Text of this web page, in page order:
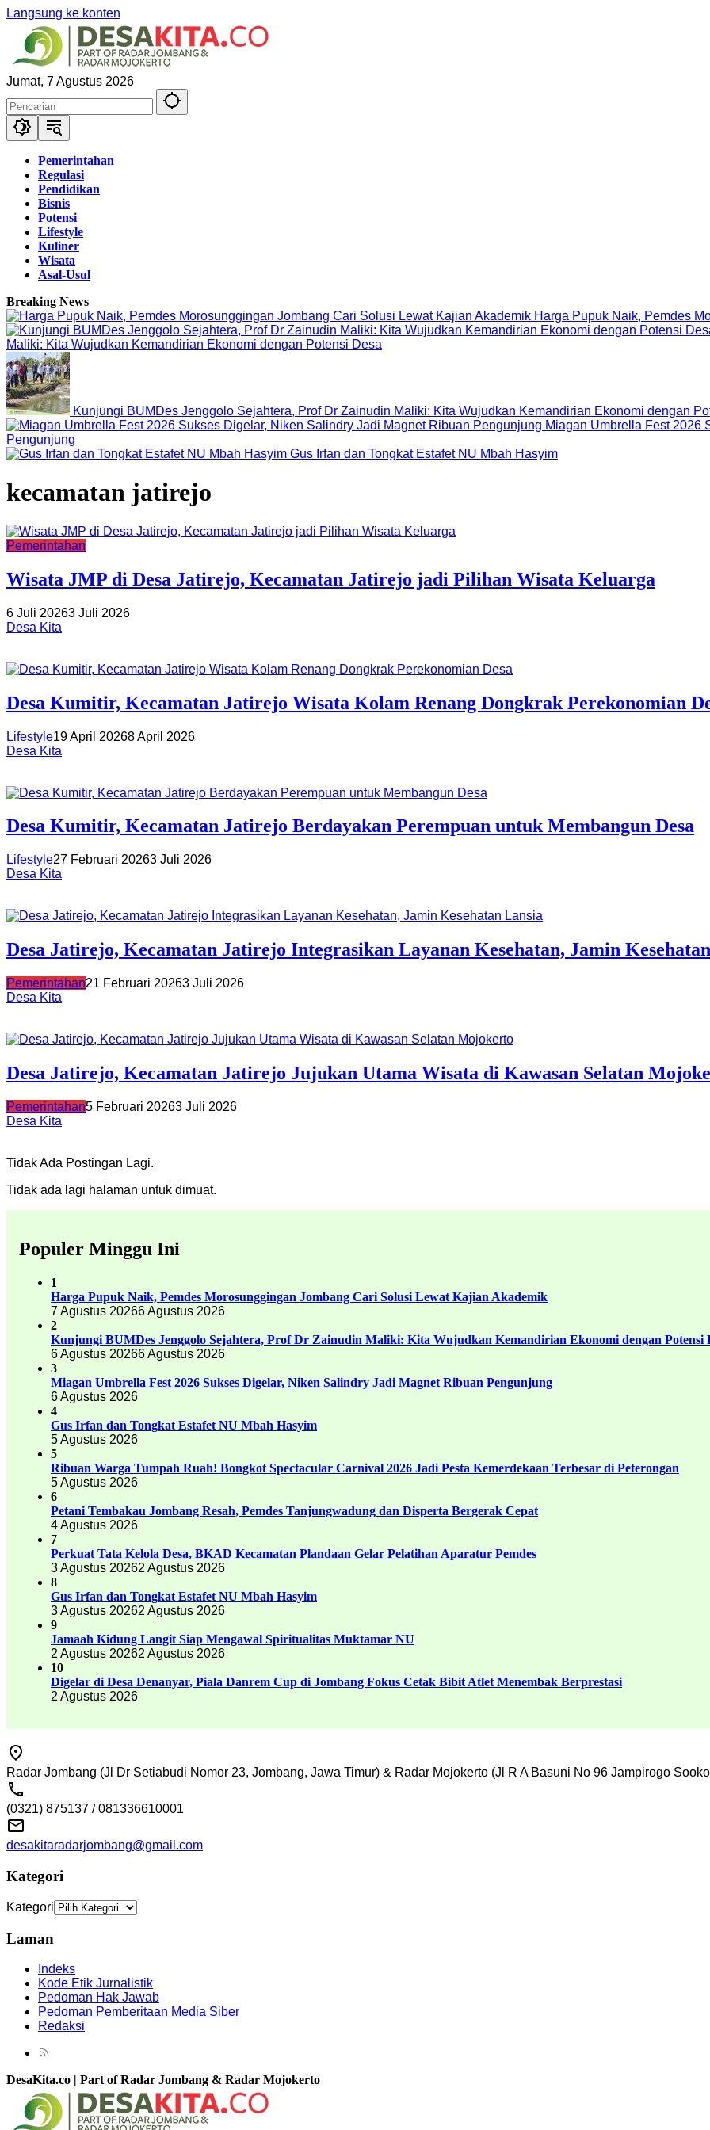
Langsung ke konten
Jumat, 7 Agustus 2026
Pemerintahan
Regulasi
Pendidikan
Bisnis
Potensi
Lifestyle
Kuliner
Wisata
Asal-Usul
Breaking News
Harga Pupuk Naik, Pemdes
Maliki: Kita Wujudkan Kemandirian Ekonomi dengan Potensi Desa
Kunjungi BUMDes Jenggolo Sejahtera, Prof Dr Zainudin Maliki: Kita Wujudkan Kemandirian Ekonomi dengan
Miagan Umbrella Fest 2026
Pengunjung
Gus Irfan dan Tongkat Estafet NU Mbah Hasyim
kecamatan jatirejo
Pemerintahan
Wisata JMP di Desa Jatirejo, Kecamatan Jatirejo jadi Pilihan Wisata Keluarga
6 Juli 20263 Juli 2026
Desa Kita
Desa Kumitir, Kecamatan Jatirejo Wisata Kolam Renang Dongkrak Perekonomian
Lifestyle19 April 20268 April 2026
Desa Kita
Desa Kumitir, Kecamatan Jatirejo Berdayakan Perempuan untuk Membangun Desa
Lifestyle27 Februari 20263 Juli 2026
Desa Kita
Desa Jatirejo, Kecamatan Jatirejo Integrasikan Layanan Kesehatan, Jamin
Pemerintahan21 Februari 20263 Juli 2026
Desa Kita
Desa Jatirejo, Kecamatan Jatirejo Jujukan Utama Wisata di Kawasan Selatan
Pemerintahan5 Februari 20263 Juli 2026
Desa Kita
Tidak Ada Postingan Lagi.
Tidak ada lagi halaman untuk dimuat.
Populer Minggu Ini
1
Harga Pupuk Naik, Pemdes Morosunggingan Jombang Cari Solusi Lewat Kajian Akademik
7 Agustus 20266 Agustus 2026
2
Kunjungi BUMDes Jenggolo Sejahtera, Prof Dr Zainudin Maliki: Kita Wujudkan Kemandirian Ekonomi dengan Potensi
6 Agustus 20266 Agustus 2026
3
Miagan Umbrella Fest 2026 Sukses Digelar, Niken Salindry Jadi Magnet Ribuan Pengunjung
6 Agustus 2026
4
Gus Irfan dan Tongkat Estafet NU Mbah Hasyim
5 Agustus 2026
5
Ribuan Warga Tumpah Ruah! Bongkot Spectacular Carnival 2026 Jadi Pesta Kemerdekaan Terbesar di Peterongan
5 Agustus 2026
6
Petani Tembakau Jombang Resah, Pemdes Tanjungwadung dan Disperta Bergerak Cepat
4 Agustus 2026
7
Perkuat Tata Kelola Desa, BKAD Kecamatan Plandaan Gelar Pelatihan Aparatur Pemdes
3 Agustus 20262 Agustus 2026
8
Gus Irfan dan Tongkat Estafet NU Mbah Hasyim
3 Agustus 20262 Agustus 2026
9
Jamaah Kidung Langit Siap Mengawal Spiritualitas Muktamar NU
2 Agustus 20262 Agustus 2026
10
Digelar di Desa Denanyar, Piala Danrem Cup di Jombang Fokus Cetak Bibit Atlet Menembak Berprestasi
2 Agustus 2026
Radar Jombang (Jl Dr Setiabudi Nomor 23, Jombang, Jawa Timur) & Radar Mojokerto (Jl R A Basuni No 96 Jampirogo
(0321) 875137 / 081336610001
desakitaradarjombang@gmail.com
Kategori
Kategori
Laman
Indeks
Kode Etik Jurnalistik
Pedoman Hak Jawab
Pedoman Pemberitaan Media Siber
Redaksi
DesaKita.co | Part of Radar Jombang & Radar Mojokerto